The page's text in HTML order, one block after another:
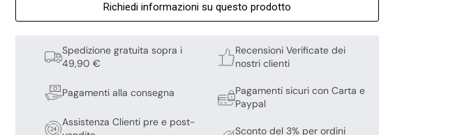
Richiedi informazioni su questo prodotto
Spedizione gratuita sopra i
49,90 €
Pagamenti alla consegna
Assistenza Clienti pre e post-
Recensioni Verificate dei
nostri clienti
Pagamenti sicuri con Carta e
Paypal
Sconto del 3% per ordini